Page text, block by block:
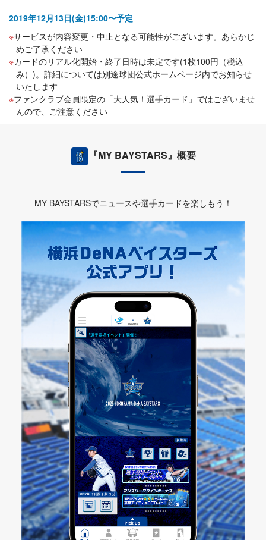
2019年12月13日(金)15:00〜予定
サービスが内容変更・中止となる可能性がございます。あらかじ
めご了承ください
カードのリアル化開始・終了日時は未定です(1枚100円（税込
み）)。詳細については別途球団公式ホームページ内でお知らせ
いたします
ファンクラブ会員限定の「大人気！選手カード」ではございませ
んので、ご注意ください
『MY BAYSTARS』概要
MY BAYSTARSでニュースや選手カードを楽しもう！